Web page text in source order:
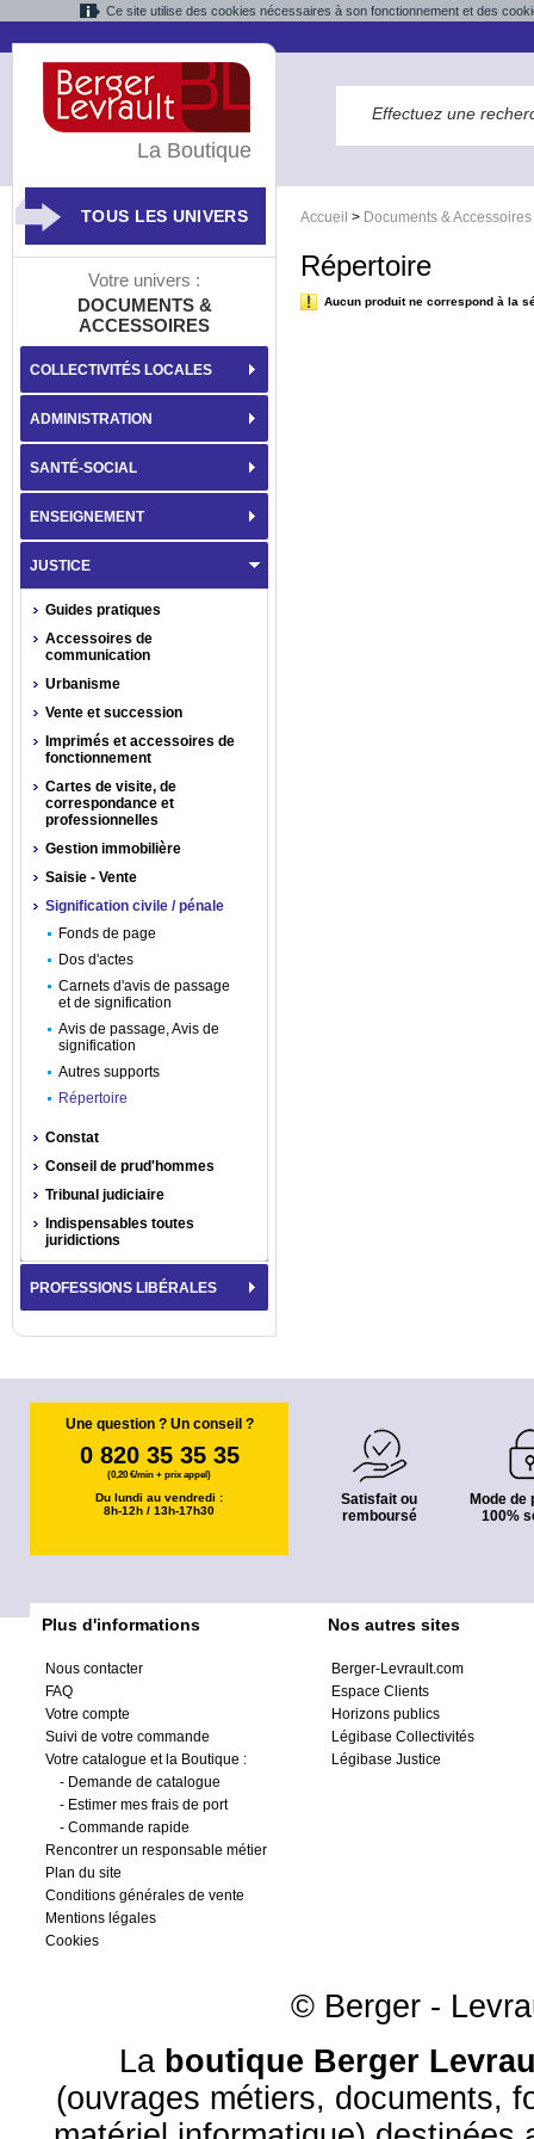
Ce site utilise des cookies nécessaires à son fonctionnement et des
Accueil > Documents & Accessoires
Répertoire
Aucun produit ne correspond à la
La Boutique
TOUS LES UNIVERS
Votre univers :
DOCUMENTS &
ACCESSOIRES
COLLECTIVITÉS LOCALES
ADMINISTRATION
SANTÉ-SOCIAL
ENSEIGNEMENT
JUSTICE
Guides pratiques
Accessoires de
communication
Urbanisme
Vente et succession
Imprimés et accessoires de
fonctionnement
Cartes de visite, de
correspondance et
professionnelles
Gestion immobilière
Saisie - Vente
Signification civile / pénale
Fonds de page
Dos d'actes
Carnets d'avis de passage
et de signification
Avis de passage, Avis de
signification
Autres supports
Répertoire
Constat
Conseil de prud'hommes
Tribunal judiciaire
Indispensables toutes
juridictions
PROFESSIONS LIBÉRALES
Une question ? Un conseil ?
0 820 35 35 35
(0,20 €/min + prix appel)
Du lundi au vendredi :
8h-12h / 13h-17h30
Satisfait ou
remboursé
Mode de
100%
Plus d'informations
Nous contacter
FAQ
Votre compte
Suivi de votre commande
Votre catalogue et la Boutique :
- Demande de catalogue
- Estimer mes frais de port
- Commande rapide
Rencontrer un responsable métier
Plan du site
Conditions générales de vente
Mentions légales
Cookies
Nos autres sites
Berger-Levrault.com
Espace Clients
Horizons publics
Légibase Collectivités
Légibase Justice
© Berger -
La boutique Berger
(ouvrages métiers, documents,